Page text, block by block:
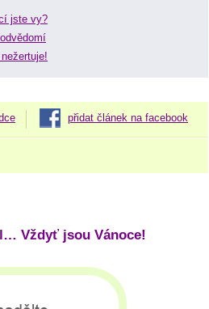
jste vy?
přidat článek na facebook
Vždyť jsou Vánoce!